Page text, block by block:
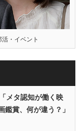
活・イベント
メタ認知が働く映
鑑賞、何が違う？」